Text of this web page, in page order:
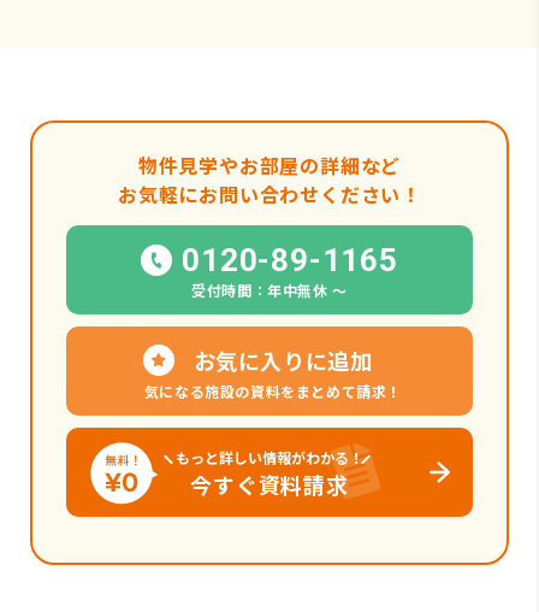
物件見学やお部屋の詳細など
お気軽にお問い合わせください！
0120-89-1165
受付時間：年中無休 〜
お気に入りに追加
気になる施設の資料をまとめて請求！
もっと詳しい情報がわかる！
今すぐ資料請求